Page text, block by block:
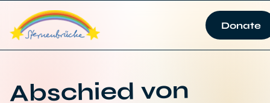
Donate
Abschied von